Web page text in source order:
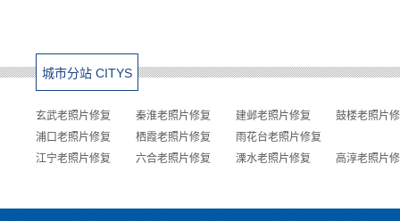
城市分站 CITYS
玄武老照片修复 秦淮老照片修复 建邺老照片修复
鼓楼老照片
浦口老照片修复
栖霞老照片修复
雨花台老照片修复
江宁老照片修复
六合老照片修复 溧水老照片修复 高淳老照片